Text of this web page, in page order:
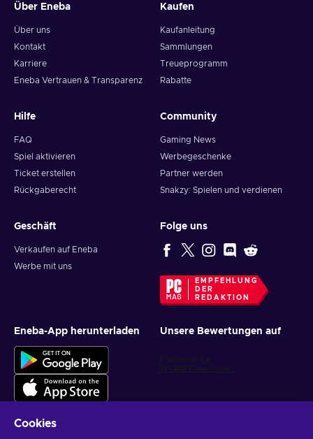
Über Eneba
Über uns
Kontakt
Karriere
Eneba Vertrauen & Transparenz
Kaufen
Kaufanleitung
Sammlungen
Treueprogramm
Rabatte
Hilfe
FAQ
Spiel aktivieren
Ticket erstellen
Rückgaberecht
Community
Gaming News
Werbegeschenke
Partner werden
Snakzy: Spielen und verdienen
Geschäft
Verkaufen auf Eneba
Werbe mit uns
Folge uns
EMPFEHLUNG
DER
REDAKTION
Eneba-App herunterladen Unsere Bewertungen auf
Cookies